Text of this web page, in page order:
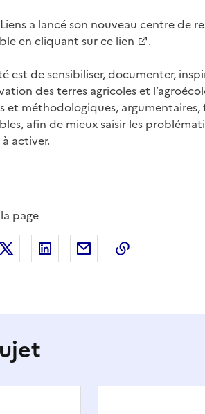
a lancé son nouveau centre de
en cliquant surce lien
.
est de sensibiliser, documenter,
des terres agricoles et
et méthodologiques,
afin de mieux saisir les
activer.
page
sur Facebook
Partager sur X (anciennement
Partager sur LinkedIn
Partager par email
Copier